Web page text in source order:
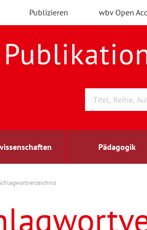
Publizieren wbv Open
Pädagogik